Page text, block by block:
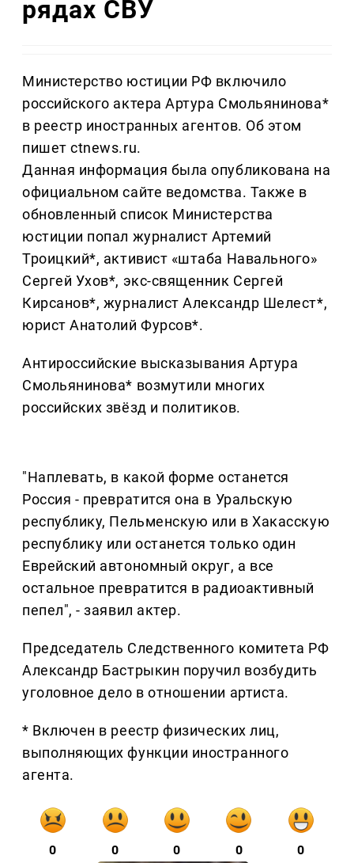
рядах СВУ
Министерство юстиции РФ включило
российского актера Артура Смольянинова*
в реестр иностранных агентов. Об этом
пишет ctnews.ru.
Данная информация была опубликована на
официальном сайте ведомства. Также в
обновленный список Министерства
юстиции попал журналист Артемий
Троицкий*, активист «штаба Навального»
Сергей Ухов*, экс-священник Сергей
Кирсанов*, журналист Александр Шелест*,
юрист Анатолий Фурсов*.
Антироссийские высказывания Артура
Смольянинова* возмутили многих
российских звёзд и политиков.
"Наплевать, в какой форме останется
Россия - превратится она в Уральскую
республику, Пельменскую или в Хакасскую
республику или останется только один
Еврейский автономный округ, а все
остальное превратится в радиоактивный
пепел", - заявил актер.
Председатель Следственного комитета РФ
Александр Бастрыкин поручил возбудить
уголовное дело в отношении артиста.
* Включен в реестр физических лиц,
выполняющих функции иностранного
агента.
0 0 0 0 0